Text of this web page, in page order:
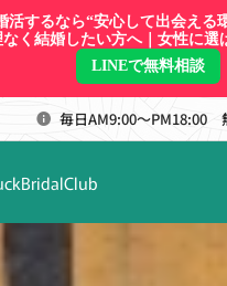
活するなら“安心して出会える
く結婚したい方へ｜女性に選
LINEで無料相談
毎日AM9:00～PM18:00